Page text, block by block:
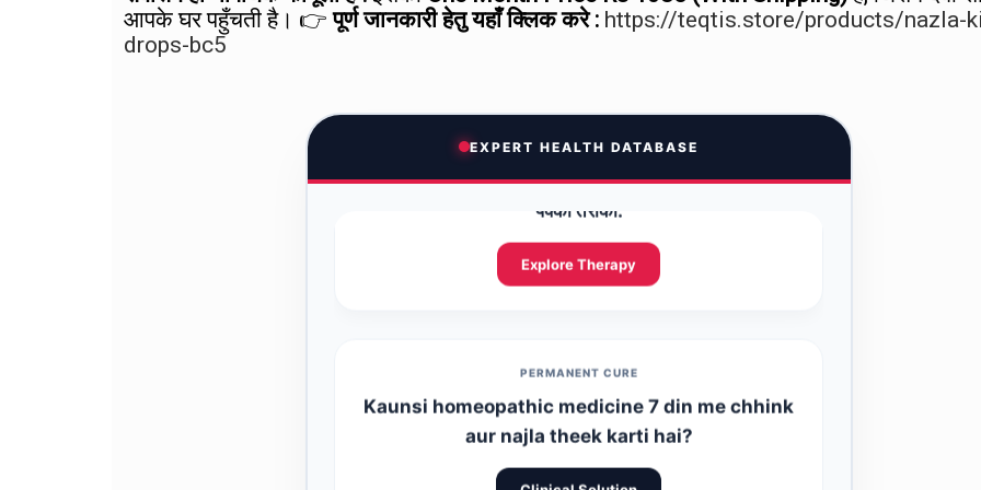
आपके घर पहुँचती है। 👉पूर्ण जानकारी हेतु यहाँ क्लिक करे : https://teqtis.store/products/nazla-
drops-bc5
EXPERT HEALTH DATABASE
नजला साइनस का सबसे अच्छा इलाज और बार-बार छींक रोकने का
Explore Therapy
Kaunsi homeopathic medicine 7 din me chhink
aur najla theek karti hai?
Clinical Solution